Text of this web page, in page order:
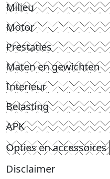
Milieu
Motor
Prestaties
Maten en gewichten
Interieur
Belasting
APK
Opties en accessoires
Disclaimer